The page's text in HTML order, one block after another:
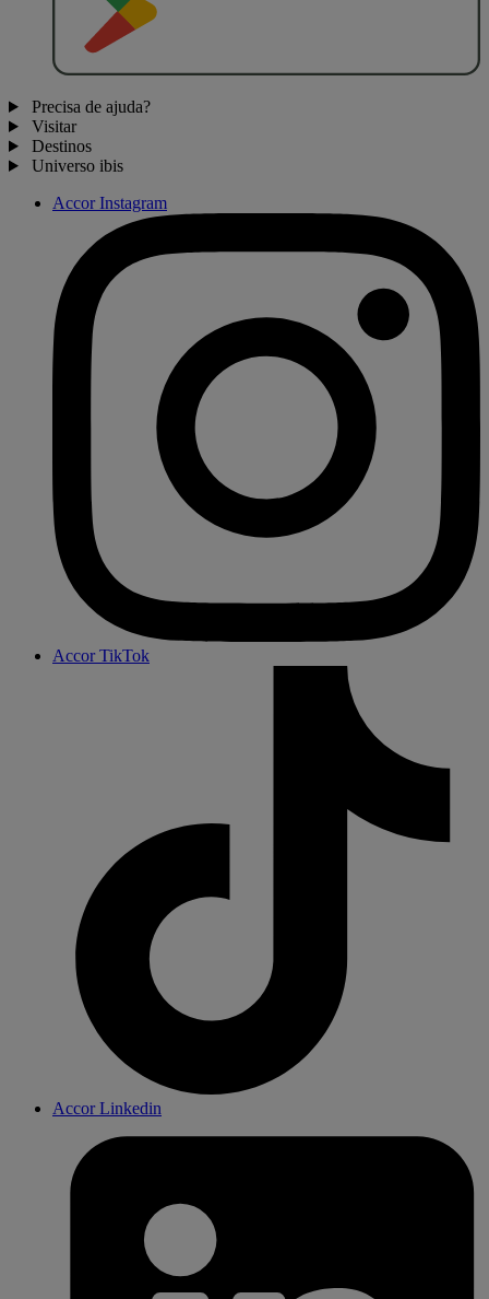
Precisa de ajuda?
Visitar
Destinos
Universo ibis
Accor Instagram
Accor TikTok
Accor Linkedin